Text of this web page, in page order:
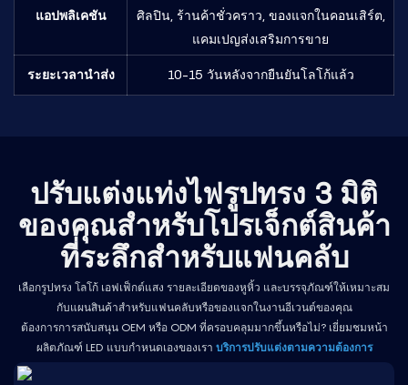
แอปพลิเคชัน
ศิลปิน, ร้านค้าชั่วคราว, ของแจกในคอนเสิร์ต,
แคมเปญส่งเสริมการขาย
ระยะเวลานำส่ง 10-15 วันหลังจากยืนยันโลโก้แล้ว
ปรับแต่งแท่งไฟรูปทรง 3 มิติ
ของคุณสำหรับโปรเจ็กต์สินค้า
ที่ระลึกสำหรับแฟนคลับ
เลือกรูปทรง โลโก้ เอฟเฟ็กต์แสง รายละเอียดของหูหิ้ว และบรรจุภัณฑ์ให้เหมาะสม
กับแผนสินค้าสำหรับแฟนคลับหรือของแจกในงานอีเวนต์ของคุณ
ต้องการการสนับสนุน OEM หรือ ODM ที่ครอบคลุมมากขึ้นหรือไม่? เยี่ยมชมหน้า
ผลิตภัณฑ์ LED แบบกำหนดเองของเรา บริการปรับแต่งตามความต้องการ